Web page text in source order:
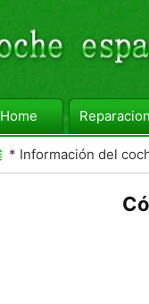
Home
* Información del